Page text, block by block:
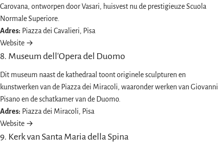
Carovana, ontworpen door Vasari, huisvest nu de prestigieuze Scuola
Normale Superiore.
Adres: Piazza dei Cavalieri, Pisa
Website →
8. Museum dell'Opera del Duomo
Dit museum naast de kathedraal toont originele sculpturen en
kunstwerken van de Piazza dei Miracoli, waaronder werken van Giovanni
Pisano en de schatkamer van de Duomo.
Adres: Piazza dei Miracoli, Pisa
Website →
9. Kerk van Santa Maria della Spina